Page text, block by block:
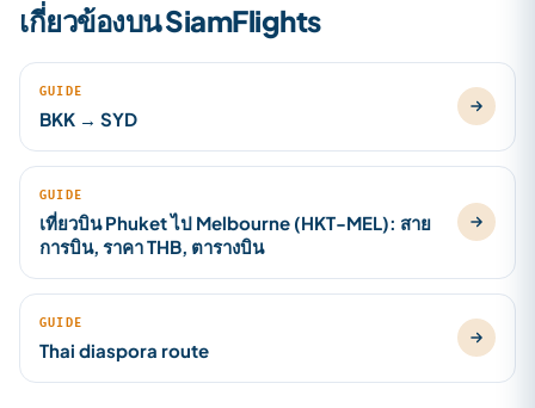
เกี่ยวข้องบน SiamFlights
GUIDE
BKK → SYD
GUIDE
เที่ยวบิน Phuket ไป Melbourne (HKT-MEL): สาย
การบิน, ราคา THB, ตารางบิน
GUIDE
Thai diaspora route